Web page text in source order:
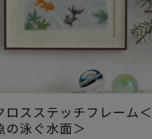
ロスステッチフレーム
の泳ぐ水面＞